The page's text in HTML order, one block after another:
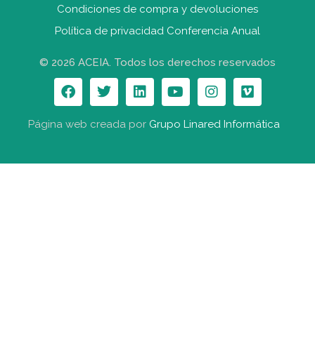
Condiciones de compra y devoluciones
Política de privacidad Conferencia Anual
© 2026 ACEIA. Todos los derechos reservados
Página web creada por Grupo Linared Informática